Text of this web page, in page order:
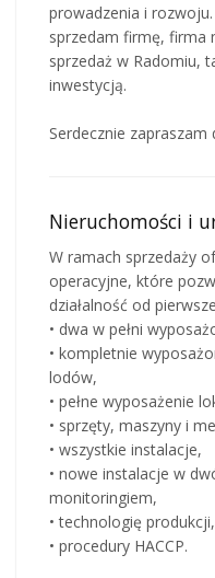
prowadzenia i
sprzedam firmę, firma
sprzedaż w Radomiu,
inwestycją.
Serdecznie zapraszam
Nieruchomości i
W ramach sprzedaży
operacyjne, które
działalność od
• dwa w pełni
• kompletnie
lodów,
• pełne wyposażenie
• sprzęty, maszyny i
• wszystkie instalacje,
• nowe instalacje w
monitoringiem,
• technologię produkcji,
• procedury HACCP.